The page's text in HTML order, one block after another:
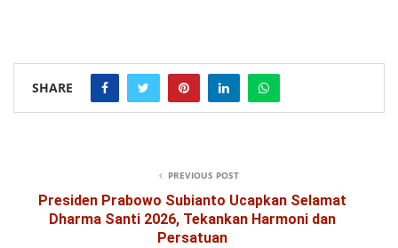
SHARE
PREVIOUS POST
Presiden Prabowo Subianto Ucapkan Selamat
Dharma Santi 2026, Tekankan Harmoni dan
Persatuan